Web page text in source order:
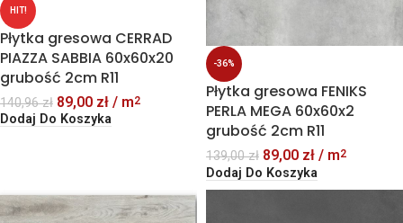
HIT!
Płytka gresowa CERRAD
PIAZZA SABBIA 60x60x20
grubość 2cm R11
140,96zł 89,00 zł / m2
Dodaj Do Koszyka
-36%
Płytka gresowa FENIKS
PERLA MEGA 60x60x2
grubość 2cm R11
139,00zł 89,00 zł / m2
Dodaj Do Koszyka